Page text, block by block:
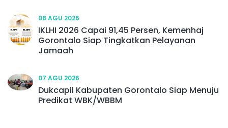
08 AGU 2026
IKLHI 2026 Capai 91,45 Persen, Kemenhaj
Gorontalo Siap Tingkatkan Pelayanan
Jamaah
07 AGU 2026
Dukcapil Kabupaten Gorontalo Siap Menuju
Predikat WBK/WBBM